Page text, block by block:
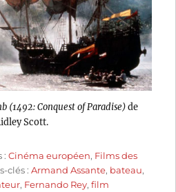
(1492: Conquest of Paradise)de
Scott.
:Cinéma européen, Films des
clés :Armand Assante, bateau,
, Fernando Rey,film